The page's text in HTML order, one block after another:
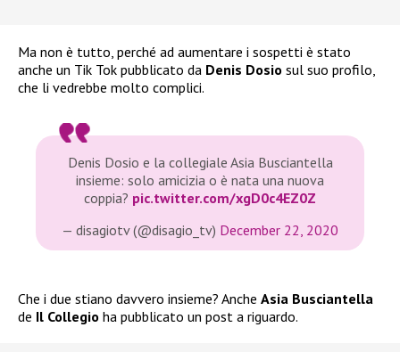
Ma non è tutto, perché ad aumentare i sospetti è stato
anche un Tik Tok pubblicato da Denis Dosio sul suo profilo,
che li vedrebbe molto complici.
Denis Dosio e la collegiale Asia Busciantella
insieme: solo amicizia o è nata una nuova
coppia? pic.twitter.com/xgD0c4EZ0Z
— disagiotv (@disagio_tv) December 22, 2020
Che i due stiano davvero insieme? Anche Asia Busciantella
de Il Collegio ha pubblicato un post a riguardo.